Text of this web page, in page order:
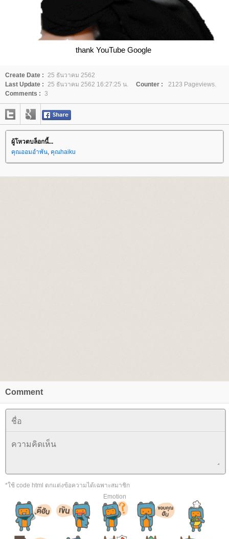
thank YouTube Google
Create Date : 25 ธันวาคม 2562
Last Update : 25 ธันวาคม 2562 16:27:25 น. Counter :
2123 Pageviews.
Comments : 3
ผู้โหวตบล็อกนี้...
คุณออมอำพัน, คุณhaiku
Comment
*ใช้ code html ตกแต่งข้อความได้เฉพาะสมาชิก
Emotion